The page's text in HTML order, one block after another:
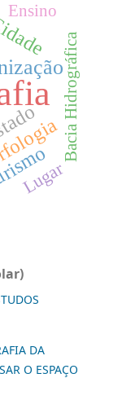
Lugar
Bacia Hidrográfica
Ensino
DA
O ESPAÇO